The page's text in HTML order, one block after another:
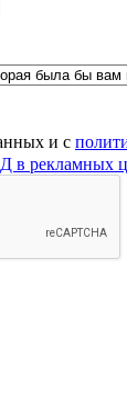
и с
в рекламных